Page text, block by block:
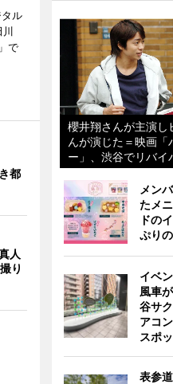
ル
で
都
人
り
櫻井翔さんが主演し
んが演じた＝映画
ー」、渋谷でリバイ
メン
たメ
ドの
ぷり
イベ
風車
谷サ
アコ
スポ
表参